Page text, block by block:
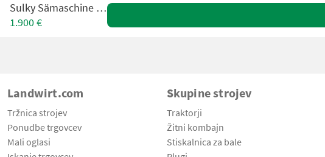
Sulky Sämaschine 3,0 m
1.900 €
Landwirt.com
Tržnica strojev
Ponudbe trgovcev
Mali oglasi
Skupine strojev
Traktorji
Žitni kombajn
Stiskalnica za bale